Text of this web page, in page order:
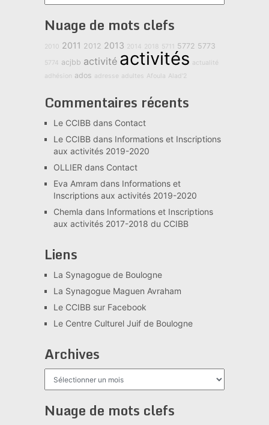
Nuage de mots clefs
2010 2011 2012 2013 2014 2018 5711 5772 5773
5774 acjbb activité activités actualité
adhésion ados adresse adultes Afoula Alad'2
Commentaires récents
Le CCIBBdans Contact
Le CCIBBdans Informations et Inscriptions
aux activités 2019-2020
OLLIER dans Contact
Eva Amram dans Informations et
Inscriptions aux activités 2019-2020
Chemla dans Informations et Inscriptions
aux activités 2017-2018 du CCIBB
Liens
La Synagogue de Boulogne
La Synagogue Maguen Avraham
Le CCIBB sur Facebook
Le Centre Culturel Juif de Boulogne
Archives
Nuage de mots clefs